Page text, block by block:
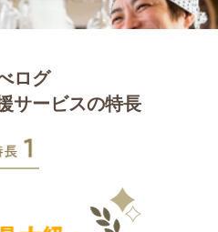
ログ
サービスの特長